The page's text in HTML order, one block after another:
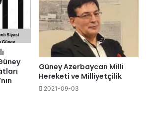
Güney Azerbaycan Milli
Hereketi ve Milliyetçilik
2021-09-03